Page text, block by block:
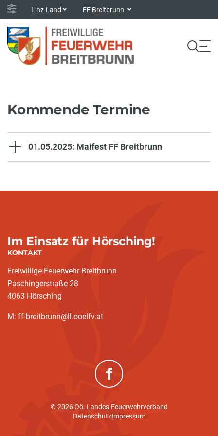
Linz-Land FF Breitbrunn
Kommende Termine
01.05.2025: Maifest FF Breitbrunn
Im Einsatz für Hörsching!
KONTAKT
Freiwillige Feuerwehr Breitbrunn
Paschingerstraße 28
4063 Hörsching
M: ff-breitbrunn@ll.ooelfv.at
(neues Fenster)
© 2026 Oö. Landes-Feuerwehrverband
DatenschutzImpressum